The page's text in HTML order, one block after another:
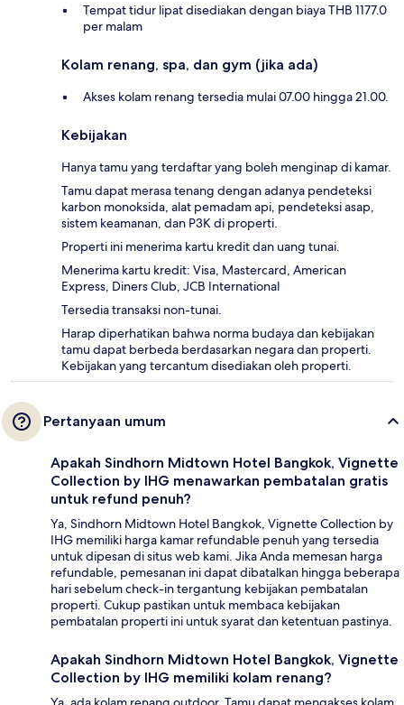
Tempat tidur lipat disediakan dengan biaya THB 1177.0
per malam
Kolam renang, spa, dan gym (jika ada)
Akses kolam renang tersedia mulai 07.00 hingga 21.00.
Kebijakan
Hanya tamu yang terdaftar yang boleh menginap di kamar.
Tamu dapat merasa tenang dengan adanya pendeteksi
karbon monoksida, alat pemadam api, pendeteksi asap,
sistem keamanan, dan P3K di properti.
Properti ini menerima kartu kredit dan uang tunai.
Menerima kartu kredit: Visa, Mastercard, American
Express, Diners Club, JCB International
Tersedia transaksi non-tunai.
Harap diperhatikan bahwa norma budaya dan kebijakan
tamu dapat berbeda berdasarkan negara dan properti.
Kebijakan yang tercantum disediakan oleh properti.
Pertanyaan umum
Apakah Sindhorn Midtown Hotel Bangkok, Vignette
Collection by IHG menawarkan pembatalan gratis
untuk refund penuh?
Ya, Sindhorn Midtown Hotel Bangkok, Vignette Collection by
IHG memiliki harga kamar refundable penuh yang tersedia
untuk dipesan di situs web kami. Jika Anda memesan harga
refundable, pemesanan ini dapat dibatalkan hingga beberapa
hari sebelum check-in tergantung kebijakan pembatalan
properti. Cukup pastikan untuk membaca kebijakan
pembatalan properti ini untuk syarat dan ketentuan pastinya.
Apakah Sindhorn Midtown Hotel Bangkok, Vignette
Collection by IHG memiliki kolam renang?